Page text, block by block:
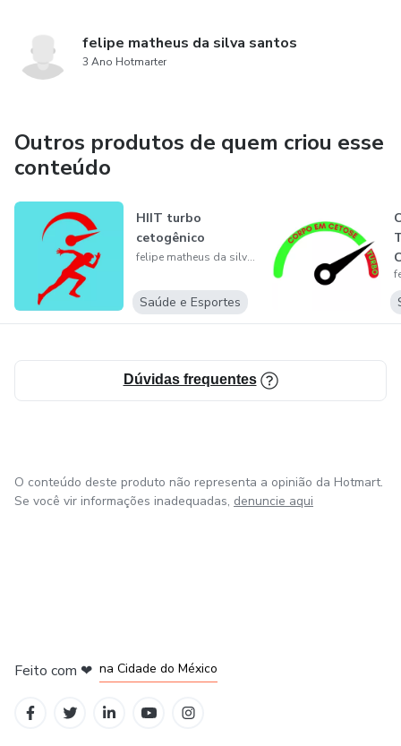
felipe matheus da silva santos
3 Ano Hotmarter
Outros produtos de quem criou esse
conteúdo
HIIT turbo
cetogênico
felipe matheus da silva santos
Saúde e Esportes
Dúvidas frequentes
O conteúdo deste produto não representa a opinião da Hotmart.
Se você vir informações inadequadas, denuncie aqui
Feito com ❤ na Cidade do México